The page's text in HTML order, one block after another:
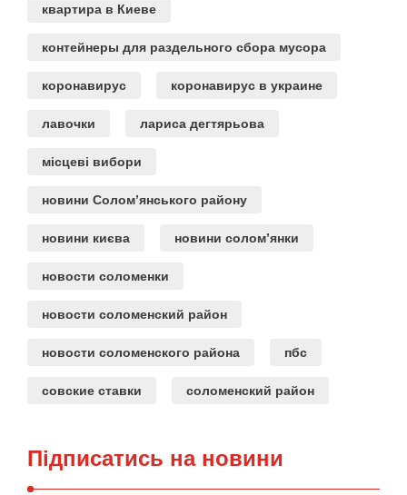
квартира в Киеве
контейнеры для раздельного сбора мусора
коронавирус коронавирус в украине
лавочки лариса дегтярьова
місцеві вибори
новини Солом’янського району
новини києва новини солом’янки
новости соломенки
новости соломенский район
новости соломенского района пбс
совские ставки соломенский район
Підписатись на новини